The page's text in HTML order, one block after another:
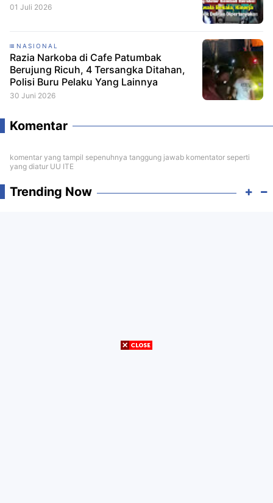
01 Juli 2026
NASIONAL
Razia Narkoba di Cafe Patumbak
Berujung Ricuh, 4 Tersangka Ditahan,
Polisi Buru Pelaku Yang Lainnya
30 Juni 2026
Komentar
komentar yang tampil sepenuhnya tanggung jawab komentator seperti
yang diatur UU ITE
Trending Now